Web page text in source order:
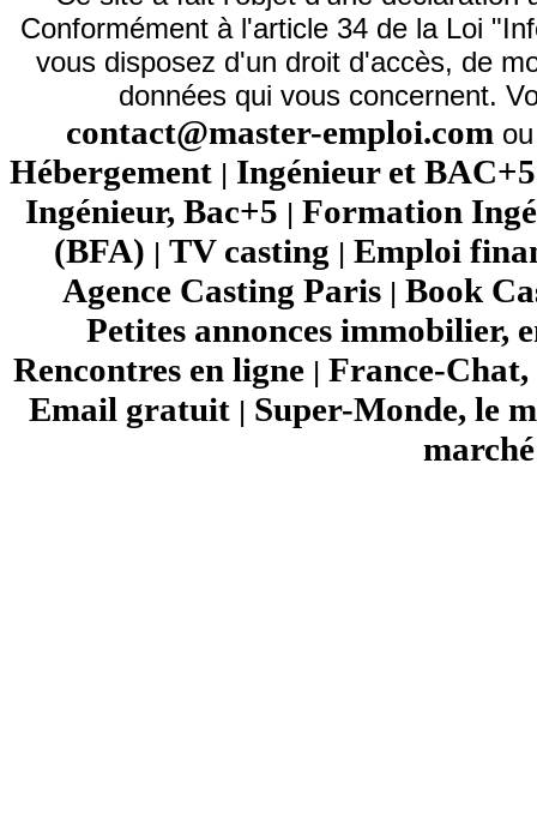
Conformément à l'article 34 de la Loi
vous disposez d'un droit d'accès, de
données qui vous concernent.
contact@master-emploi.com
Hébergement | Ingénieur et
Ingénieur, Bac+5 | Formation
(BFA) | TV casting | Emploi
Agence Casting Paris | Book
Petites annonces immobilier,
Rencontres en ligne | France-Chat,
Email gratuit| Super-Monde, le